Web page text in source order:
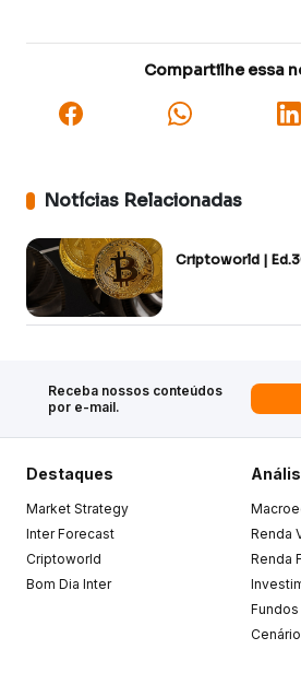
Compartilhe essa
Notícias Relacionadas
Criptoworld |
Receba nossos conteúdos
por e-mail.
Destaques
Market Strategy
Inter Forecast
Criptoworld
Bom Dia Inter
Renda
Renda
Fundos